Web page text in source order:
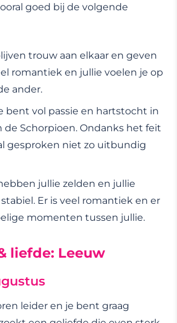
goed bij de volgende
trouw aan elkaar en geven
romantiek en jullie voelen je op
ander.
bent vol passie en hartstocht in
de Schorpioen. Ondanks het feit
gesproken niet zo uitbundig
jullie zelden en jullie
Er is veel romantiek en er
momenten tussen jullie.
liefde: Leeuw
leider en je bent graag